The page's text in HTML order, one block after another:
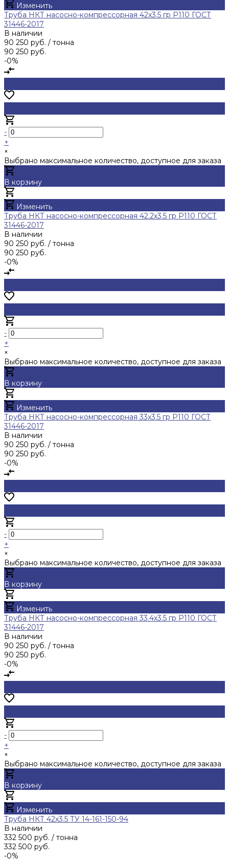
Изменить
Труба НКТ насосно-компрессорная 42х3.5 гр Р110 ГОСТ
31446-2017
В наличии
90 250 руб. / тонна
90 250 руб.
-0%
-
+
×
Выбрано максимальное количество, доступное для заказа
В корзину
Изменить
Труба НКТ насосно-компрессорная 42.2х3.5 гр Р110 ГОСТ
31446-2017
В наличии
90 250 руб. / тонна
90 250 руб.
-0%
-
+
×
Выбрано максимальное количество, доступное для заказа
В корзину
Изменить
Труба НКТ насосно-компрессорная 33х3.5 гр Р110 ГОСТ
31446-2017
В наличии
90 250 руб. / тонна
90 250 руб.
-0%
-
+
×
Выбрано максимальное количество, доступное для заказа
В корзину
Изменить
Труба НКТ насосно-компрессорная 33.4х3.5 гр Р110 ГОСТ
31446-2017
В наличии
90 250 руб. / тонна
90 250 руб.
-0%
-
+
×
Выбрано максимальное количество, доступное для заказа
В корзину
Изменить
Труба НКТ 42х3.5 ТУ 14-161-150-94
В наличии
332 500 руб. / тонна
332 500 руб.
-0%